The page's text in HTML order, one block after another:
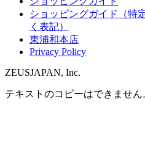
ショッピングガイド（特
く表記）
東浦和本店
Privacy Policy
ZEUSJAPAN, Inc.
テキストのコピーはできません